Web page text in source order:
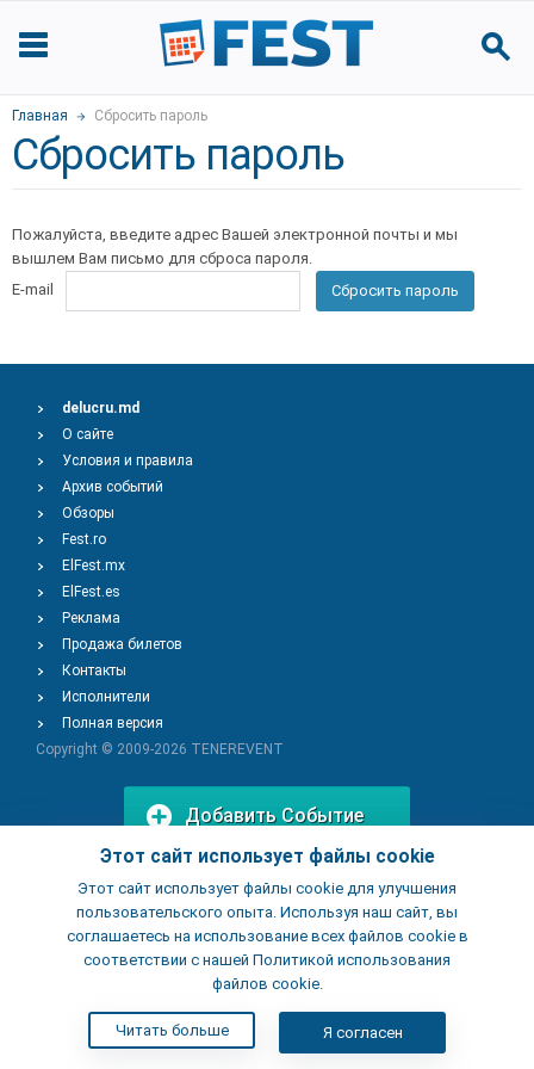
Главная Сбросить пароль
Сбросить пароль
Пожалуйста, введите адрес Вашей электронной почты и мы
вышлем Вам письмо для сброса пароля.
E-mail
Сбросить пароль
Этот сайт использует файлы cookie
Этот сайт использует файлы cookie для улучшения
пользовательского опыта. Используя наш сайт, вы
соглашаетесь на использование всех файлов cookie в
соответствии с нашей Политикой использования
файлов cookie.
Читать больше Я согласен
delucru.md
О сайте
Условия и правила
Архив событий
Обзоры
Fest.ro
ElFest.mx
ElFest.es
Реклама
Продажа билетов
Контакты
Исполнители
Полная версия
Copyright © 2009-2026 TENEREVENT
Добавить Событие
Добавить Заведение